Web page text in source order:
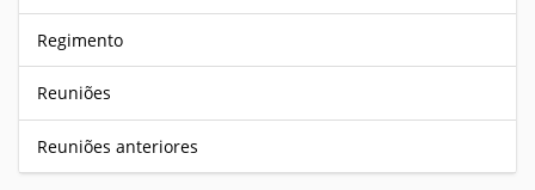
Regimento
Reuniões
Reuniões anteriores